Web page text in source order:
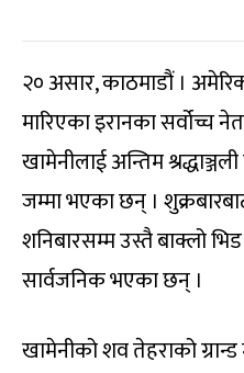
२० असार, काठमाडौं ।
मारिएका इरानका सर्वोच्च
खामेनीलाई अन्तिम
जम्मा भएका छन् ।
शनिबारसम्म उस्तै बाक्लो
सार्वजनिक भएका छन् ।
खामेनीको शव तेहराको